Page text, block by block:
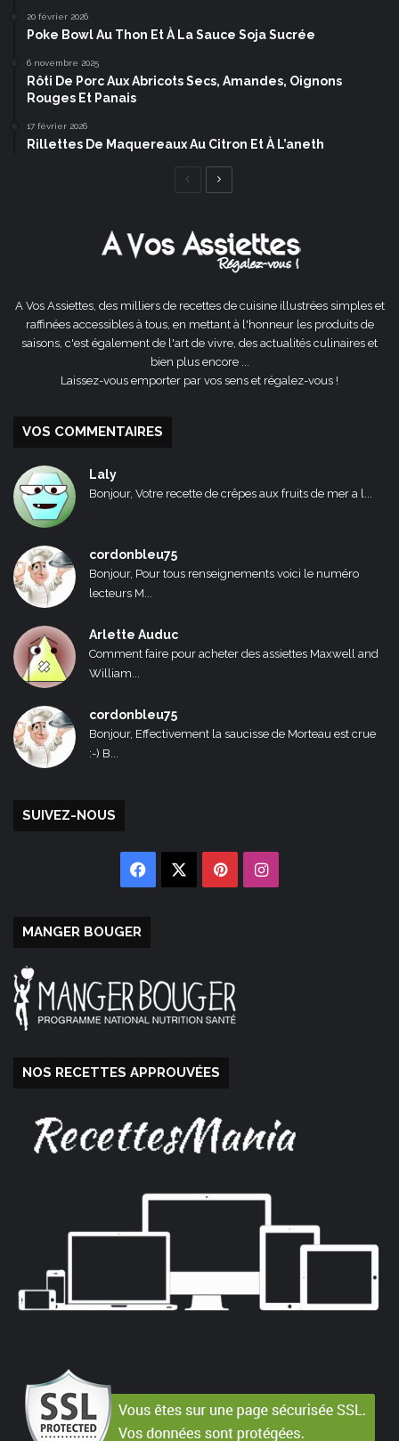
20 février 2026
Poke Bowl Au Thon Et À La Sauce Soja Sucrée
6 novembre 2025
Rôti De Porc Aux Abricots Secs, Amandes, Oignons
Rouges Et Panais
17 février 2026
Rillettes De Maquereaux Au Citron Et À L’aneth
Page
A Vos Assiettes, des milliers de recettes de cuisine illustrées simples et
raffinées accessibles à tous, en mettant à l'honneur les produits de
saisons, c'est également de l'art de vivre, des actualités culinaires et
bien plus encore ...
Laissez-vous emporter par vos sens et régalez-vous !
VOS COMMENTAIRES
Laly
Bonjour, Votre recette de crêpes aux fruits de mer a l...
cordonbleu75
Bonjour, Pour tous renseignements voici le numéro
lecteurs M...
Arlette Auduc
Comment faire pour acheter des assiettes Maxwell and
William...
cordonbleu75
Bonjour, Effectivement la saucisse de Morteau est crue
:-) B...
SUIVEZ-NOUS
Facebook PinterestInstagram
MANGER BOUGER
NOS RECETTES APPROUVÉES